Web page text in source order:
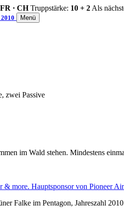
· CH Truppstärke: 10 + 2 Als
Menü
zwei Passive
im Wald stehen. Mindestens